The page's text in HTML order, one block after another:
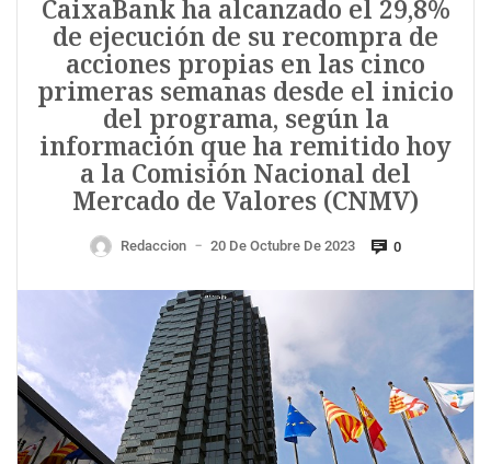
CaixaBank ha alcanzado el 29,8%
de ejecución de su recompra de
acciones propias en las cinco
primeras semanas desde el inicio
del programa, según la
información que ha remitido hoy
a la Comisión Nacional del
Mercado de Valores (CNMV)
Redaccion — 20 De Octubre De 2023 0